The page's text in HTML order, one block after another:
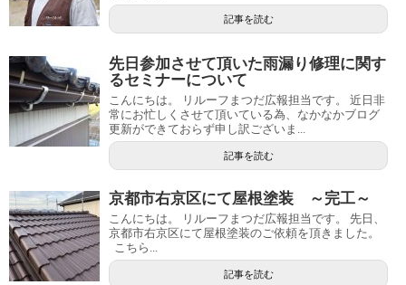
記事を読む
先日参加させて頂いた雨漏り修理に関す
るセミナーについて
こんにちは。 リルーフまつだ広報担当です。 近日非
常にお忙しくさせて頂いている為、なかなかブログ
更新ができておらず申し訳ございま...
記事を読む
京都市右京区にて屋根塗装 ～完工～
こんにちは。 リルーフまつだ広報担当です。 先日、
京都市右京区にて屋根塗装のご依頼を頂きました。
こちら...
記事を読む